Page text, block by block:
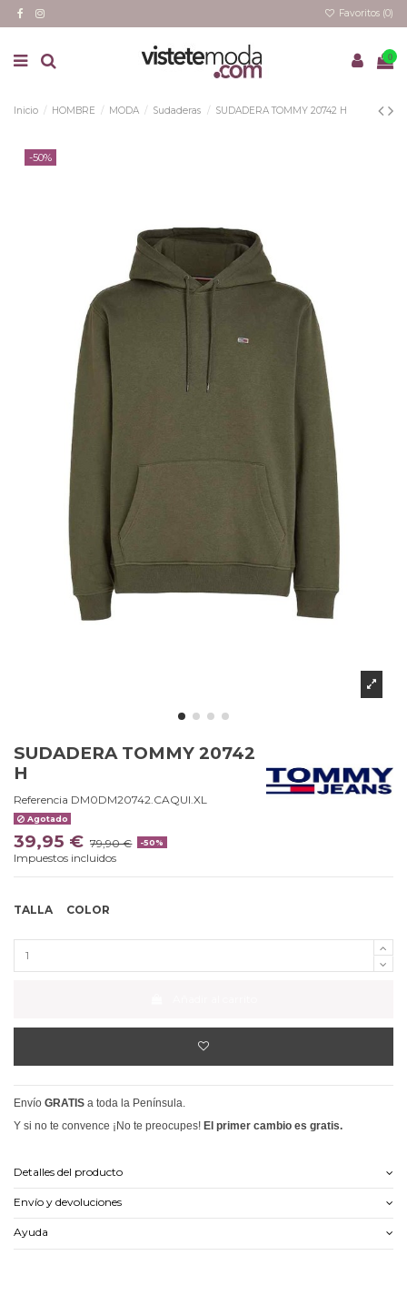
Favoritos (0)
0
Inicio HOMBRE MODA Sudaderas SUDADERA TOMMY 20742 H
-50%
SUDADERA TOMMY 20742
H
Referencia DM0DM20742.CAQUI.XL
Agotado
39,95 € 79,90 € -50%
Impuestos incluidos
TALLA COLOR
Envío GRATIS a toda la Península.
Y si no te convence ¡No te preocupes! El primer cambio es gratis.
Detalles del producto
Envío y devoluciones
Ayuda